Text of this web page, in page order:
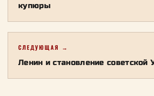
купюры
СЛЕДУЮЩАЯ →
Ленин и становление советской